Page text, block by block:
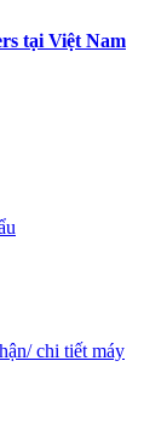
tại Việt Nam
chi tiết máy